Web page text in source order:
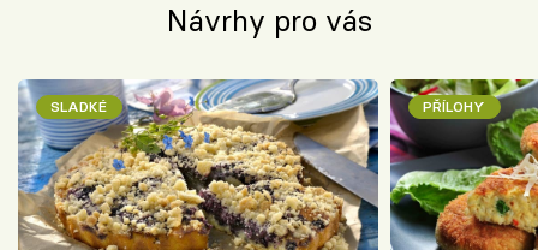
Návrhy pro vás
SLADKÉ PŘÍLOHY